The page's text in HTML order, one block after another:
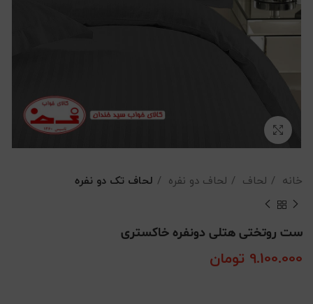
خانه لحاف لحاف دو نفره لحاف تک دو نفره
ست روتختی هتلی دونفره خاکستری
9.100.000 تومان